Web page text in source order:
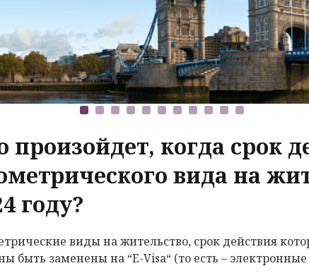
произойдет, когда срок
вида на
году?
виды на жительство, срок действия
быть заменены на “E-Visa“ (то есть –